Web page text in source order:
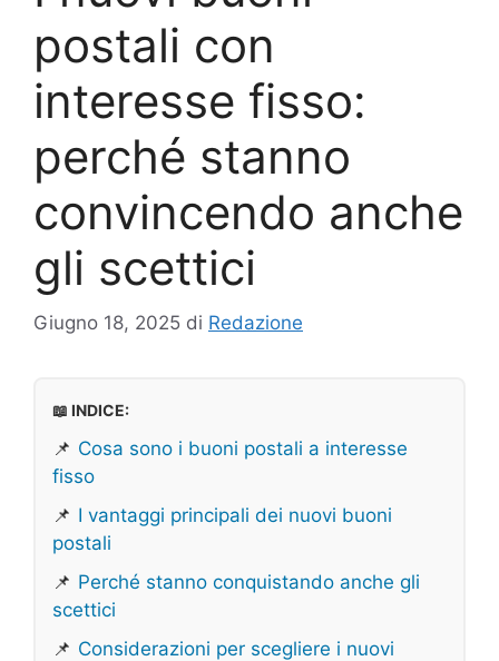
postali con
interesse fisso:
perché stanno
convincendo anche
gli scettici
Giugno 18, 2025 di Redazione
📖 INDICE:
📌 Cosa sono i buoni postali a interesse
fisso
📌 I vantaggi principali dei nuovi buoni
postali
📌 Perché stanno conquistando anche gli
scettici
📌 Considerazioni per scegliere i nuovi